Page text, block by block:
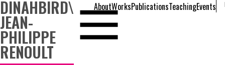
DINAHBIRD\
JEAN-
PHILIPPE
RENOULT
AboutWorksPublicationsTeachingEvents